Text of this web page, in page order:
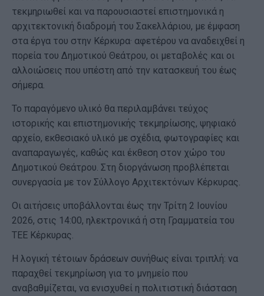
τεκμηριωθεί και να παρουσιαστεί επιστημονικά η
αρχιτεκτονική διαδρομή του Σακελλάριου, με έμφαση
στα έργα του στην Κέρκυρα· αφετέρου να αναδειχθεί η
πορεία του Δημοτικού Θεάτρου, οι μεταβολές και οι
αλλοιώσεις που υπέστη από την κατασκευή του έως
σήμερα.
Το παραγόμενο υλικό θα περιλαμβάνει τεύχος
ιστορικής και επιστημονικής τεκμηρίωσης, ψηφιακό
αρχείο, εκθεσιακό υλικό με σχέδια, φωτογραφίες και
αναπαραγωγές, καθώς και έκθεση στον χώρο του
Δημοτικού Θεάτρου. Στη διοργάνωση προβλέπεται
συνεργασία με τον Σύλλογο Αρχιτεκτόνων Κέρκυρας.
Οι αιτήσεις υποβάλλονται έως την Τρίτη 2 Ιουνίου
2026, στις 14:00, ηλεκτρονικά ή στη Γραμματεία του
ΤΕΕ Κέρκυρας.
Η λογική τέτοιων δράσεων συνήθως είναι τριπλή: να
παραχθεί τεκμηρίωση για το μνημείο που
αναβαθμίζεται, να ενισχυθεί η πολιτιστική διάσταση